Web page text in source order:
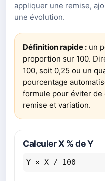
appliquer une remise,
une évolution.
Définition rapide : un
proportion sur 100.
100, soit 0,25 ou un
pourcentage
formule pour éviter
remise et variation.
Calculer X % de Y
Y × X / 100